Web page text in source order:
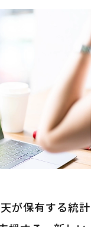
が保有する統計